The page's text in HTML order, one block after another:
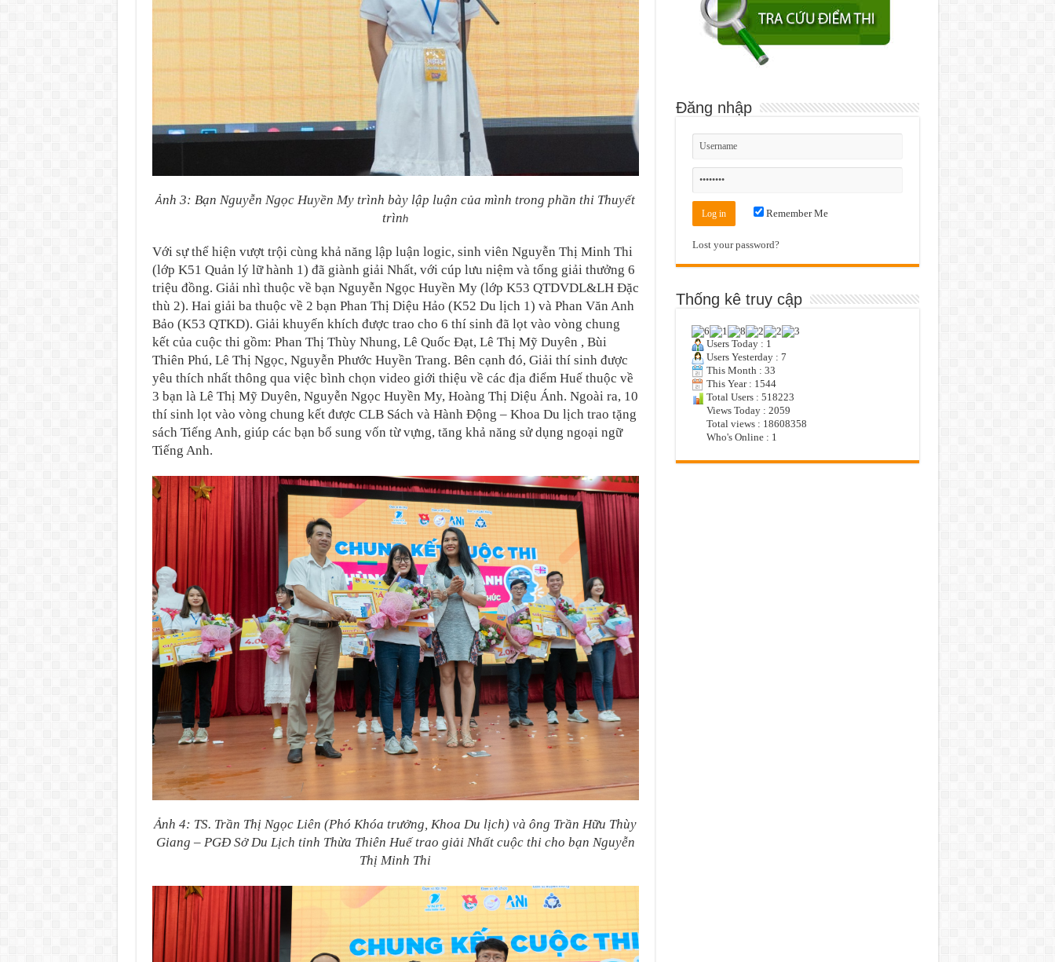
Ảnh 3: Bạn Nguyễn Ngọc Huyền My trình bày lập luận của mình trong phần thi Thuyết
trình
Với sự thể hiện vượt trội cùng khả năng lập luận logic, sinh viên Nguyễn Thị Minh Thi
(lớp K51 Quản lý lữ hành 1) đã giành giải Nhất, với cúp lưu niệm và tổng giải thưởng 6
triệu đồng. Giải nhì thuộc về bạn Nguyễn Ngọc Huyền My (lớp K53 QTDVDL&LH Đặc
thù 2). Hai giải ba thuộc về 2 bạn Phan Thị Diệu Hảo (K52 Du lịch 1) và Phan Văn Anh
Bảo (K53 QTKD). Giải khuyến khích được trao cho 6 thí sinh đã lọt vào vòng chung
kết của cuộc thi gồm: Phan Thị Thùy Nhung, Lê Quốc Đạt, Lê Thị Mỹ Duyên , Bùi
Thiên Phú, Lê Thị Ngọc, Nguyễn Phước Huyền Trang. Bên cạnh đó, Giải thí sinh được
yêu thích nhất thông qua việc bình chọn video giới thiệu về các địa điểm Huế thuộc về
3 bạn là Lê Thị Mỹ Duyên, Nguyễn Ngọc Huyền My, Hoàng Thị Diệu Ánh. Ngoài ra, 10
thí sinh lọt vào vòng chung kết được CLB Sách và Hành Động – Khoa Du lịch trao tặng
sách Tiếng Anh, giúp các bạn bổ sung vốn từ vựng, tăng khả năng sử dụng ngoại ngữ
Tiếng Anh.
Ảnh 4: TS. Trần Thị Ngọc Liên (Phó Khóa trưởng, Khoa Du lịch) và ông Trần Hữu Thùy
Giang – PGĐ Sở Du Lịch tỉnh Thừa Thiên Huế trao giải Nhất cuộc thi cho bạn Nguyễn
Thị Minh Thi
Đăng nhập
Remember Me
Lost your password?
Thống kê truy cập
Users Today : 1
Users Yesterday : 7
This Month : 33
This Year : 1544
Total Users : 518223
Views Today : 2059
Total views : 18608358
Who's Online : 1